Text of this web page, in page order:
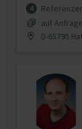
4
auf Anfrage
D-65795